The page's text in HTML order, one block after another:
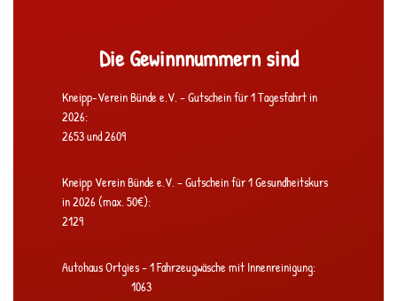
Die Gewinnnummern sind
Kneipp-Verein Bünde e.V. – Gutschein für 1 Tagesfahrt in
2026:
2653 und 2609
Kneipp Verein Bünde e.V. – Gutschein für 1 Gesundheitskurs
in 2026 (max. 50€):
2129
Autohaus Ortgies – 1 Fahrzeugwäsche mit Innenreinigung:
1063